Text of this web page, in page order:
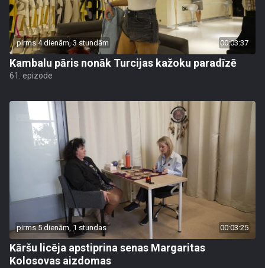
pirms 4 dienām, 3 stundām 00:03:37
Kambalu pāris nonāk Turcijas kažoku paradīzē
61. epizode
pirms 5 dienām, 1 stundas 00:03:25
Kāršu licēja apstiprina senas Margaritas
Kolosovas aizdomas